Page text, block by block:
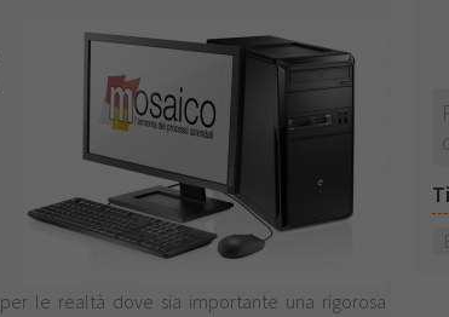
per le realtà dove sia importante una rigorosa